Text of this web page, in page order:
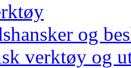
og
verktøy og